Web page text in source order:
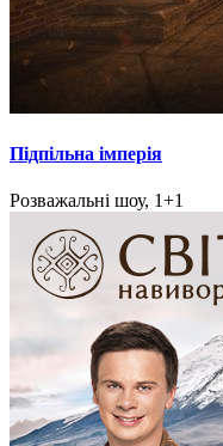
Підпільна імперія
Розважальні шоу, 1+1